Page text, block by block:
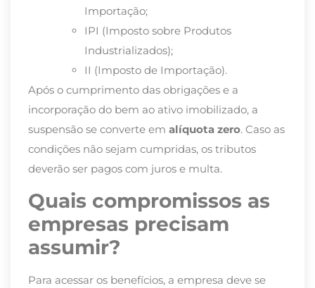
Importação;
IPI (Imposto sobre Produtos
Industrializados);
II (Imposto de Importação).
Após o cumprimento das obrigações e a
incorporação do bem ao ativo imobilizado, a
suspensão se converte em alíquota zero. Caso as
condições não sejam cumpridas, os tributos
deverão ser pagos com juros e multa.
Quais compromissos as
empresas precisam
assumir?
Para acessar os benefícios, a empresa deve se